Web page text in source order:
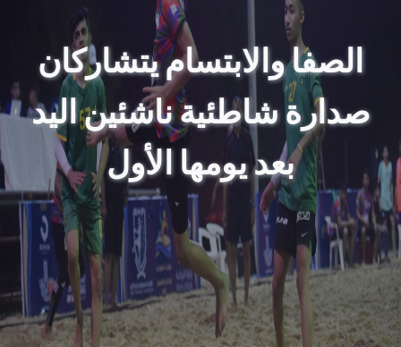
الصفا والابتسام يتشاركان
صدارة شاطئية ناشئين اليد
بعد يومها الأول